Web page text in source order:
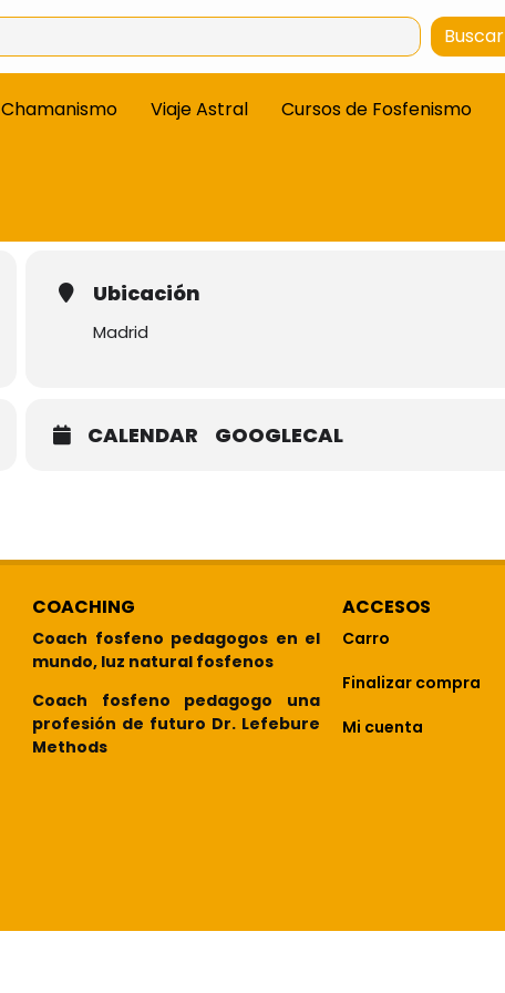
Buscar
Chamanismo Viaje Astral Cursos de Fosfenismo
Ubicación
Madrid
CALENDAR GOOGLECAL
COACHING
Coach fosfeno pedagogos en el
mundo, luz natural fosfenos
Coach fosfeno pedagogo una
profesión de futuro Dr. Lefebure
Methods
ACCESOS
Carro
Finalizar compra
Mi cuenta